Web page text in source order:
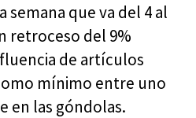
semana que va del 4 al
retroceso del 9%
de artículos
mínimo entre uno
en las góndolas.